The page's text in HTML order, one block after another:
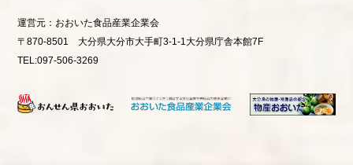
運営元： おおいた食品産業企業会
〒870-8501 大分県大分市大手町3-1-1大分県庁舎本館7F
TEL:097-506-3269